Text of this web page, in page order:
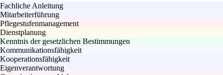
Fachliche Anleitung
Mitarbeiterführung
Pflegestufenmanagement
Dienstplanung
Kenntnis der gesetzlichen Bestimmungen
Kommunikationsfähigkeit
Kooperationsfähigkeit
Eigenverantwortung